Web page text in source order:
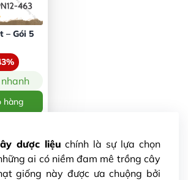
– Gói 5
hàng
dược liệu chính là sự lựa chọn
ai có niềm đam mê trồng cây
giống này được ưa chuộng bởi